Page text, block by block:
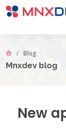
Go to main
Blog
Mnxdev blog
New